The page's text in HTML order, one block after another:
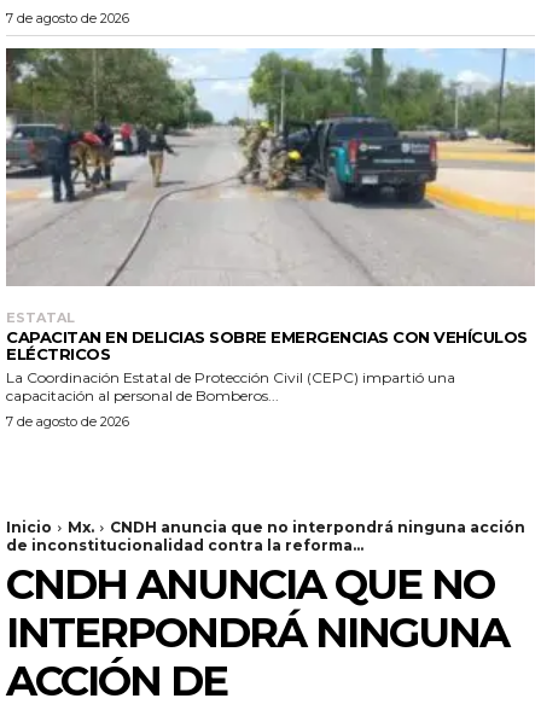
7 de agosto de 2026
ESTATAL
CAPACITAN EN DELICIAS SOBRE EMERGENCIAS CON VEHÍCULOS
ELÉCTRICOS
La Coordinación Estatal de Protección Civil (CEPC) impartió una
capacitación al personal de Bomberos...
7 de agosto de 2026